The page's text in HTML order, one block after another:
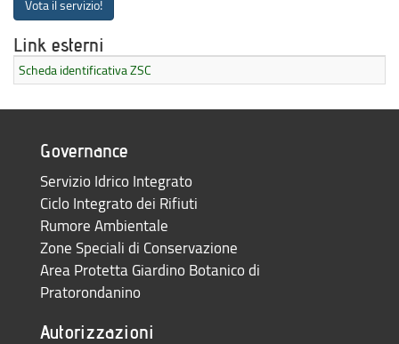
Vota il servizio!
Link esterni
Scheda identificativa ZSC
Governance
Servizio Idrico Integrato
Ciclo Integrato dei Rifiuti
Rumore Ambientale
Zone Speciali di Conservazione
Area Protetta Giardino Botanico di
Pratorondanino
Autorizzazioni